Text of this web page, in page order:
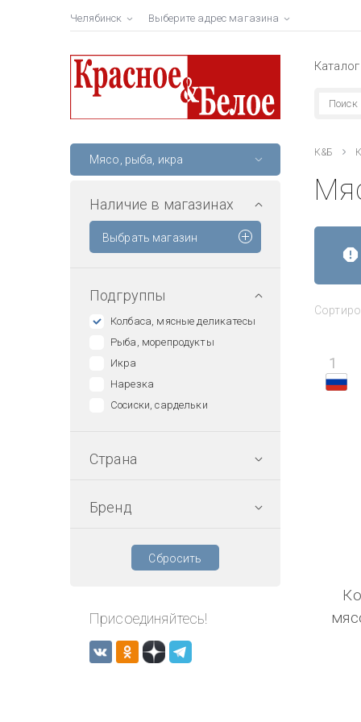
Челябинск Выберите адрес магазина
Каталог
Мясо, рыба, икра
Наличие в магазинах
Выбрать магазин
Подгруппы
Колбаса, мясные деликатесы
Рыба, морепродукты
Икра
Нарезка
Сосиски, сардельки
Страна
Бренд
Сбросить
Присоединяйтесь!
К&Б
1